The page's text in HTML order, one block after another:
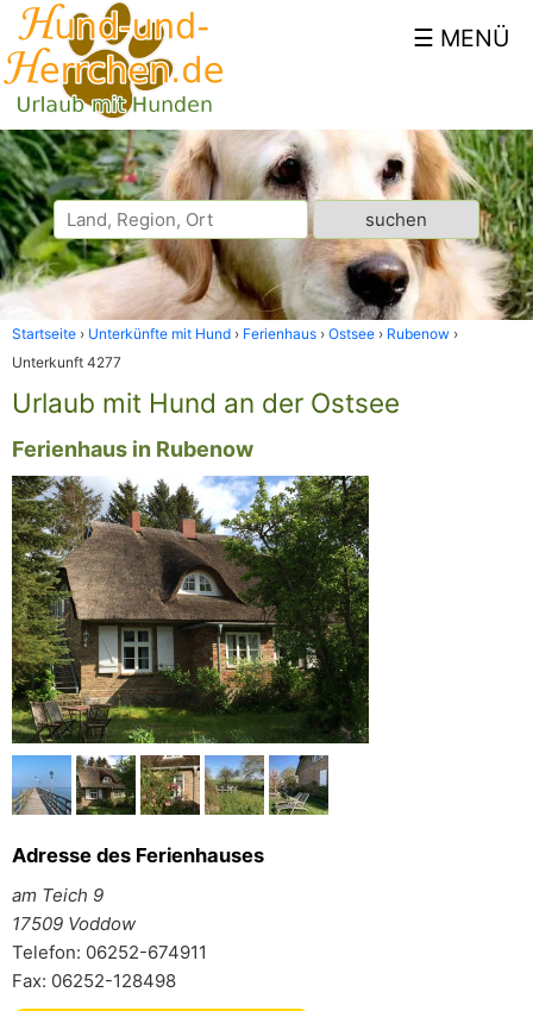
Startseite Unterkünfte mit Hund Ferienhaus Ostsee
Rubenow
Unterkunft 4277
Urlaub mit Hund an der Ostsee
Ferienhaus in Rubenow
Adresse des Ferienhauses
am Teich 9
17509 Voddow
Telefon: 06252-674911
Fax: 06252-128498